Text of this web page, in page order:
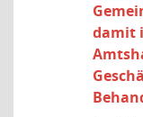
damit